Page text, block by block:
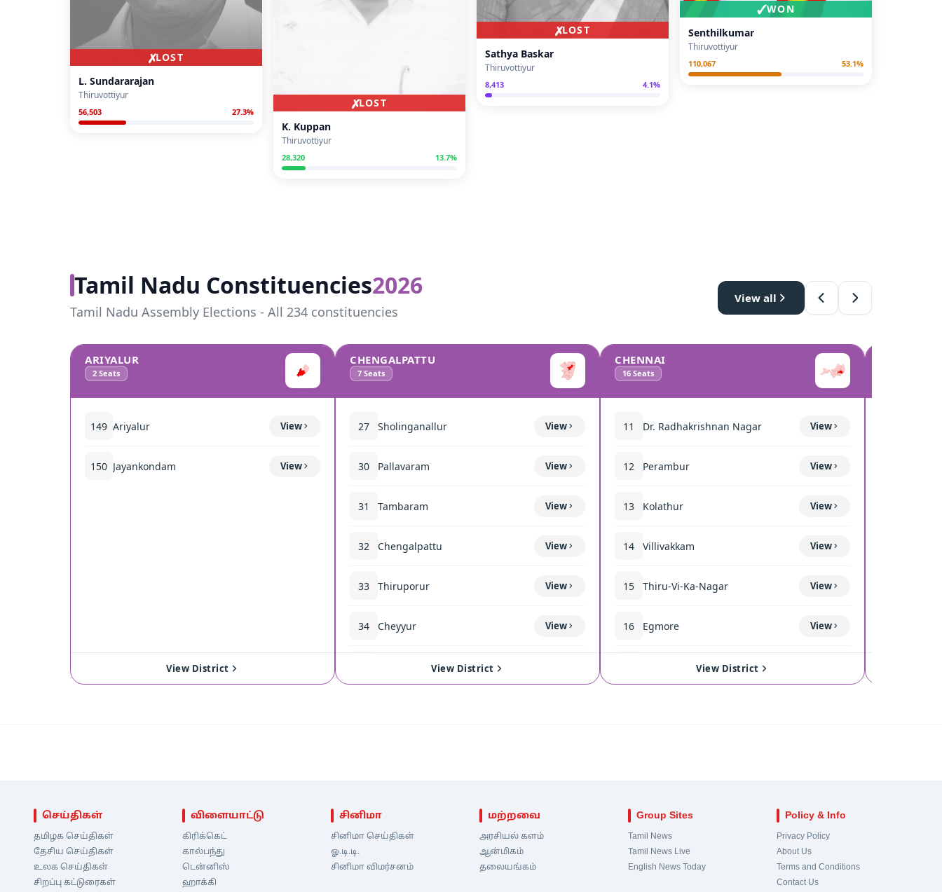
✗LOST
L. Sundararajan
Thiruvottiyur
56,503 27.3% ✗LOST
K. Kuppan
Thiruvottiyur
28,320 13.7%
✗LOST
Sathya Baskar
Thiruvottiyur
8,413 4.1%
✓WON
Senthilkumar
Thiruvottiyur
110,067 53.1%
Tamil Nadu Constituencies2026
Tamil Nadu Assembly Elections - All 234 constituencies
View all
ARIYALUR
2 Seats
149 Ariyalur View
150 Jayankondam View
View District
CHENGALPATTU
7 Seats
27 Sholinganallur View
30 Pallavaram View
31 Tambaram View
32 Chengalpattu View
33 Thiruporur View
34 Cheyyur View
MadurantakamView District
CHENNAI
16 Seats
11 Dr. Radhakrishnan Nagar View
12 Perambur View
13 Kolathur View
14 Villivakkam View
15 Thiru-Vi-Ka-Nagar View
16 Egmore View
Royapuram
21
22 Virugampakkam View
View District
செய்திகள்
தமிழக செய்திகள்
தேசிய செய்திகள்
உலக செய்திகள்
சிறப்பு கட்டுரைகள்
விளையாட்டு
கிரிக்கெட்
கால்பந்து
டென்னிஸ்
ஹாக்கி
சினிமா
சினிமா செய்திகள்
ஓ.டி.டி.
சினிமா விமர்சனம்
மற்றவை
அரசியல் களம்
ஆன்மிகம்
தலையங்கம்
Group Sites
Tamil News
Tamil News Live
English News Today
Policy & Info
Privacy Policy
About Us
Terms and Conditions
Contact Us